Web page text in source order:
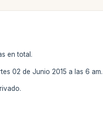
en total.
02 de Junio 2015 a las 6 am.